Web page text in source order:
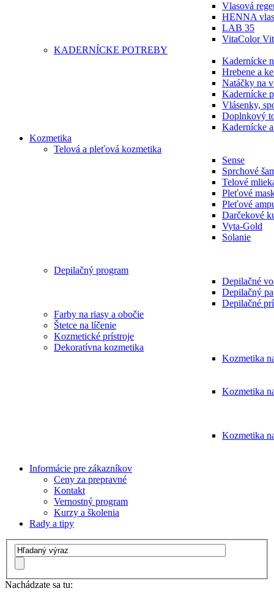
Vlasová
HENNA
LAB 35
VitaColor
KADERNÍCKE POTREBY
Kadernícke
Hrebene a
Natáčky na
Kadernícke
Vlásenky,
Doplnkový
Kadernícke
Kozmetika
Telová a pleťová kozmetika
Sense
Sprchové
Telové
Pleťové
Pleťové
Darčekové
Vyta-Gold
Solanie
Depilačný program
Depilačné
Depilačný
Depilačné
Farby na riasy a obočie
Štetce na líčenie
Kozmetické prístroje
Dekoratívna kozmetika
Kozmetika
Kozmetika
Kozmetika
Informácie pre zákazníkov
Ceny za prepravné
Kontakt
Vernostný program
Kurzy a školenia
Rady a tipy
Nachádzate sa tu: